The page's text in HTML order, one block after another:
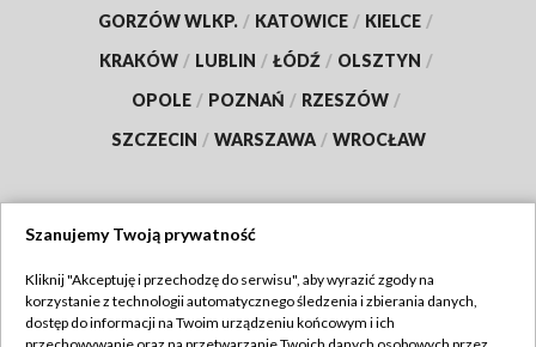
GORZÓW WLKP. / KATOWICE / KIELCE /
KRAKÓW / LUBLIN / ŁÓDŹ / OLSZTYN /
OPOLE / POZNAŃ / RZESZÓW /
SZCZECIN / WARSZAWA / WROCŁAW
TVP
Szanujemy Twoją prywatność
Kliknij "Akceptuję i przechodzę do serwisu", aby wyrazić zgody na
korzystanie z technologii automatycznego śledzenia i zbierania danych,
dostęp do informacji na Twoim urządzeniu końcowym i ich